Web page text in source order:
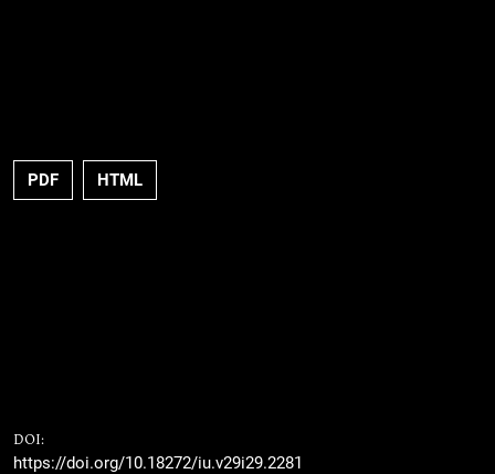
PDF HTML
DOI:
https://doi.org/10.18272/iu.v29i29.2281